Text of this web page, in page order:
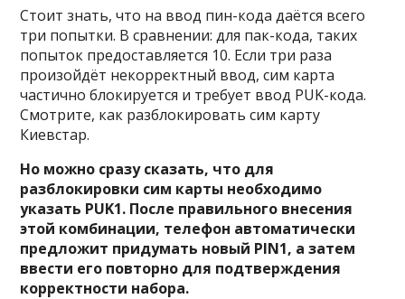
Стоит знать, что на ввод пин-кода даётся всего
три попытки. В сравнении: для пак-кода, таких
попыток предоставляется 10. Если три раза
произойдёт некорректный ввод, сим карта
частично блокируется и требует ввод PUK-кода.
Смотрите, как разблокировать сим карту
Киевстар.
Но можно сразу сказать, что для
разблокировки сим карты необходимо
указать PUK1. После правильного внесения
этой комбинации, телефон автоматически
предложит придумать новый PIN1, а затем
ввести его повторно для подтверждения
корректности набора.